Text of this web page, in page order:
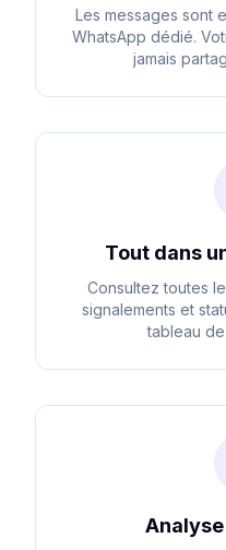
Les messages sont
WhatsApp dédié.
jamais
Tout dans
Consultez toutes
signalements et
tableau